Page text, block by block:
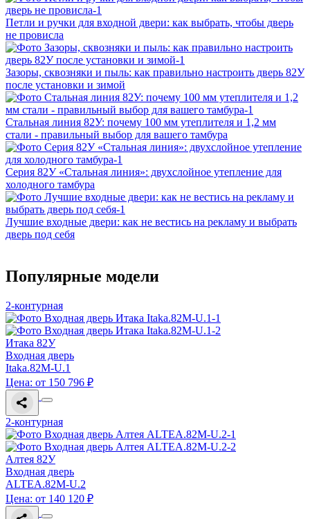
Петли и ручки для входной двери: как выбрать, чтобы дверь
не провисла
Зазоры, сквозняки и пыль: как правильно настроить дверь 82У
после установки и зимой
Стальная линия 82У: почему 100 мм утеплителя и 1,2 мм
стали - правильный выбор для вашего тамбура
Серия 82У «Стальная линия»: двухслойное утепление для
холодного тамбура
Лучшие входные двери: как не вестись на рекламу и выбрать
дверь под себя
Популярные модели
2-контурная
Итака 82У
Входная дверь
Itaka.82M-U.1
Цена: от 150 796 ₽
2-контурная
Алтея 82У
Входная дверь
ALTEA.82M-U.2
Цена: от 140 120 ₽